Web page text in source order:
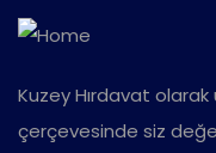
Kuzey Hırdavat
çerçevesinde siz